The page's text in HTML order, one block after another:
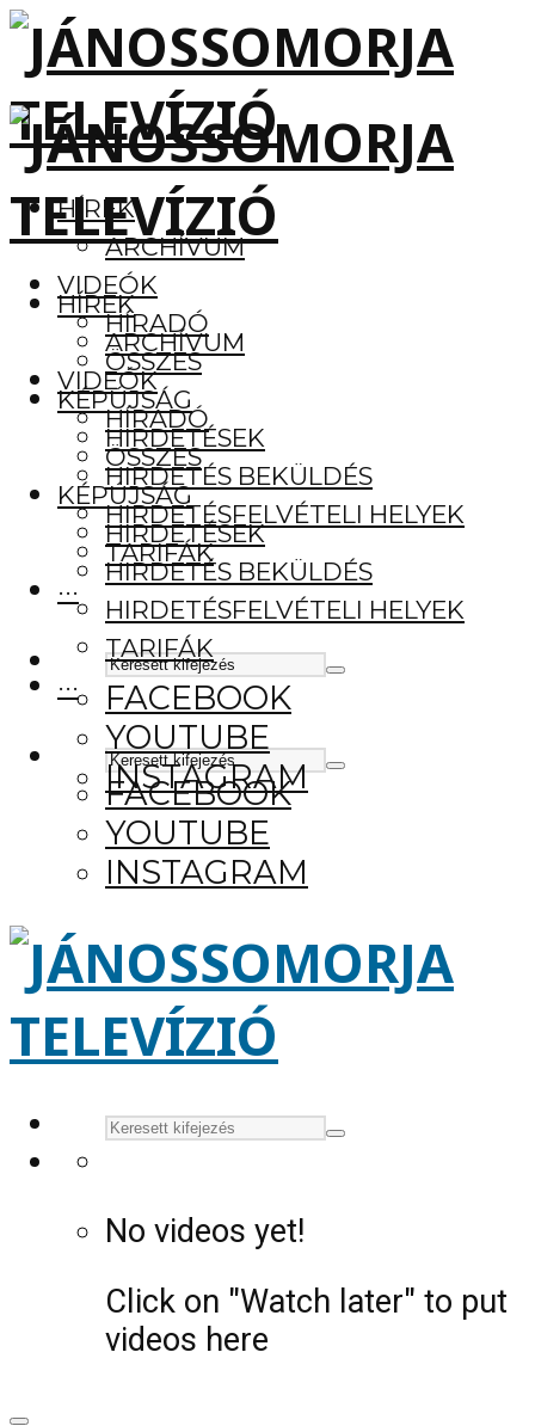
HÍREK
ARCHÍVUM
VIDEÓK
HÍRADÓ
ÖSSZES
KÉPÚJSÁG
HIRDETÉSEK
HIRDETÉS BEKÜLDÉS
HIRDETÉSFELVÉTELI HELYEK
TARIFÁK
···
FACEBOOK
YOUTUBE
INSTAGRAM
HÍREK
ARCHÍVUM
VIDEÓK
HÍRADÓ
ÖSSZES
KÉPÚJSÁG
HIRDETÉSEK
HIRDETÉS BEKÜLDÉS
HIRDETÉSFELVÉTELI HELYEK
TARIFÁK
···
FACEBOOK
YOUTUBE
INSTAGRAM
No videos yet!
Click on "Watch later" to put
videos here